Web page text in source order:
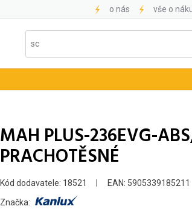
o nás vše o
MAH PLUS-236EVG-
PRACHOTĚSNÉ
Kód dodavatele: 18521 EAN: 5905339185211
Značka: